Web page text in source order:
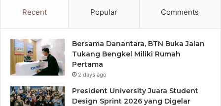
Recent Popular Comments
Bersama Danantara, BTN Buka Jalan
Tukang Bengkel Miliki Rumah
Pertama
2 days ago
President University Juara Student
Design Sprint 2026 yang Digelar